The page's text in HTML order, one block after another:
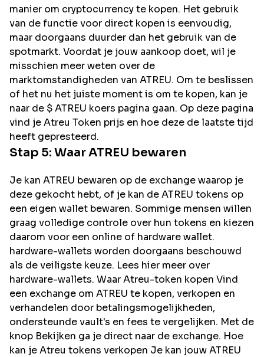
manier om cryptocurrency te kopen. Het gebruik
van de functie voor direct kopen is eenvoudig,
maar doorgaans duurder dan het gebruik van de
spotmarkt. Voordat je jouw aankoop doet, wil je
misschien meer weten over de
marktomstandigheden van ATREU. Om te beslissen
of het nu het juiste moment is om te kopen, kan je
naar de $ ATREU koers pagina gaan. Op deze pagina
vind je Atreu Token prijs en hoe deze de laatste tijd
heeft gepresteerd.
Stap 5: WaarATREU bewaren
Je kan ATREU bewaren op de exchange waarop je
deze gekocht hebt, of je kan de ATREU tokens op
een eigen wallet bewaren. Sommige mensen willen
graag volledige controle over hun tokens en kiezen
daarom voor een online of hardware wallet.
hardware-wallets worden doorgaans beschouwd
als de veiligste keuze. Lees hier meer over
hardware-wallets. Waar Atreu-token kopen Vind
een exchange om ATREU te kopen, verkopen en
verhandelen door betalingsmogelijkheden,
ondersteunde vault's en fees te vergelijken. Met de
knop Bekijken ga je direct naar de exchange. Hoe
kan je Atreu tokens verkopen Je kan jouw ATREU